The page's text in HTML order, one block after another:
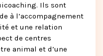
Ils sont
à l’accompagnement
et une relation
de centres
animal et d’une